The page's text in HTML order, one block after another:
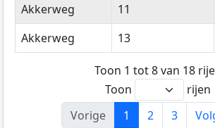
Akkerweg
11
Akkerweg
13
Toon 1 tot 8 van 18
Toon
rijen
Vorige
1 2 3